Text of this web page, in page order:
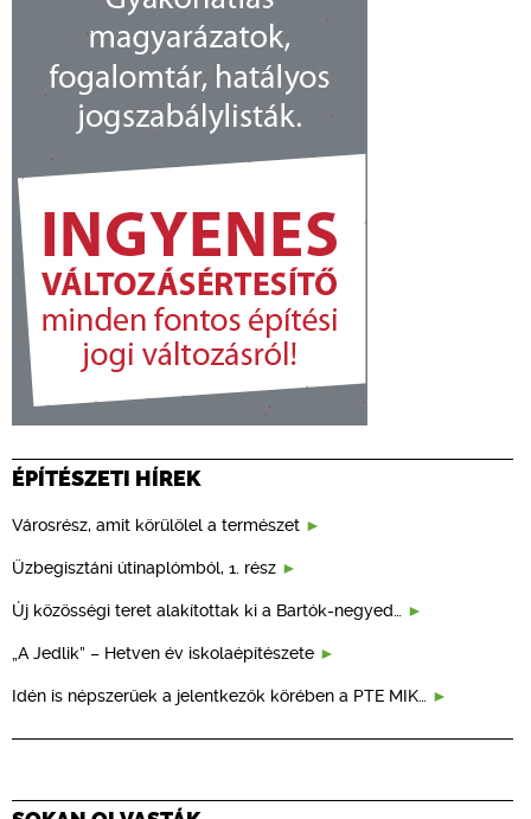
ÉPÍTÉSZETI HÍREK
Városrész, amit körülölel a természet
Üzbegisztáni útinaplómból, 1. rész
Új közösségi teret alakítottak ki a Bartók-negyed…
„A Jedlik” – Hetven év iskolaépítészete
Idén is népszerűek a jelentkezők körében a PTE MIK…